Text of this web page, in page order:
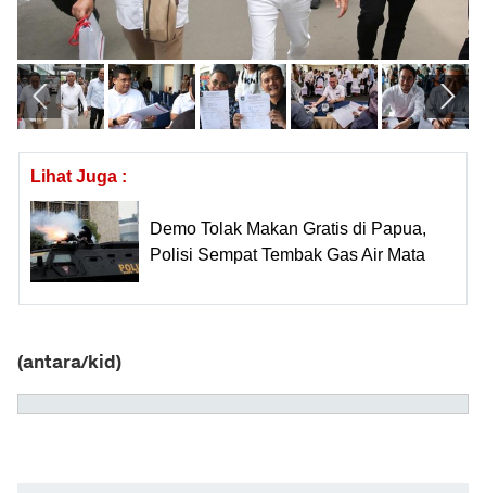
Lihat Juga :
Demo Tolak Makan Gratis di Papua,
Polisi Sempat Tembak Gas Air Mata
(antara/kid)